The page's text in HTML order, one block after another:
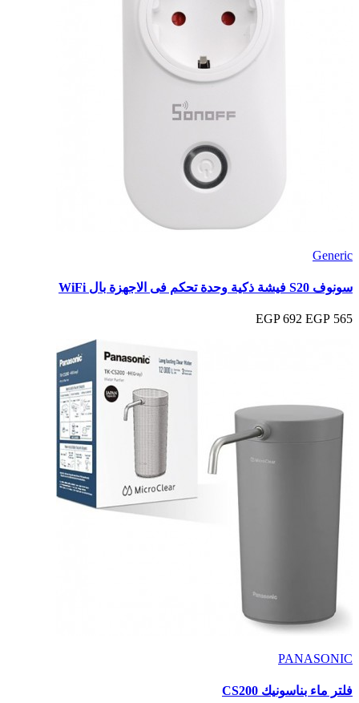
Generic
سونوف S20 فيشة ذكية وحدة تحكم فى الاجهزة بال WiFi
565 EGP
692 EGP
PANASONIC
فلتر ماء بناسونيك CS200